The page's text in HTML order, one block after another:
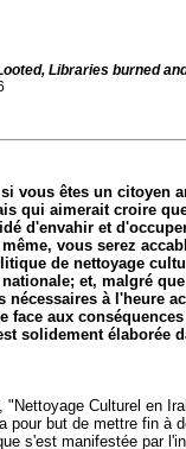
Libraries burned
vous êtes un citoyen
qui aimerait croire
d'envahir et
vous serez
de nettoyage
et, malgré
nécessaires à l'heure
face aux
solidement élaborée
Culturel en
pour but de mettre fin à
s'est manifestée par